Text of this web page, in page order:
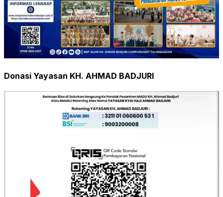
Donasi Yayasan KH. AHMAD BADJURI